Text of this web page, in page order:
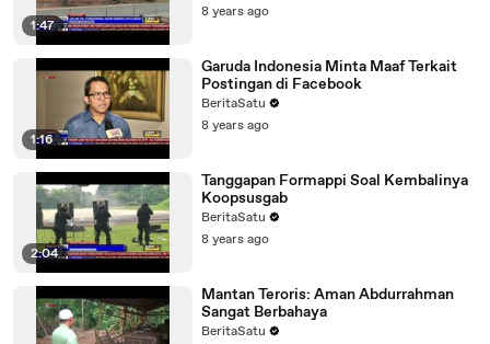
1:47
8 years ago
1:16
Garuda Indonesia Minta Maaf Terkait
Postingan di Facebook
BeritaSatu
8 years ago
2:04
Tanggapan Formappi Soal Kembalinya
Koopsusgab
BeritaSatu
8 years ago
Mantan Teroris: Aman Abdurrahman
Sangat Berbahaya
BeritaSatu